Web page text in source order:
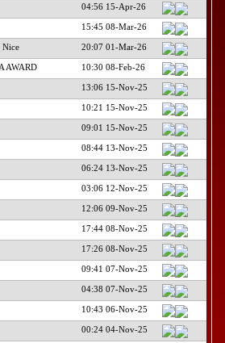
04:56 15-Apr-26
15:45 08-Mar-26
Nice 20:07 01-Mar-26
AWARD 10:30 08-Feb-26
13:06 15-Nov-25
10:21 15-Nov-25
09:01 15-Nov-25
08:44 13-Nov-25
06:24 13-Nov-25
03:06 12-Nov-25
12:06 09-Nov-25
17:44 08-Nov-25
17:26 08-Nov-25
09:41 07-Nov-25
04:38 07-Nov-25
10:43 06-Nov-25
00:24 04-Nov-25